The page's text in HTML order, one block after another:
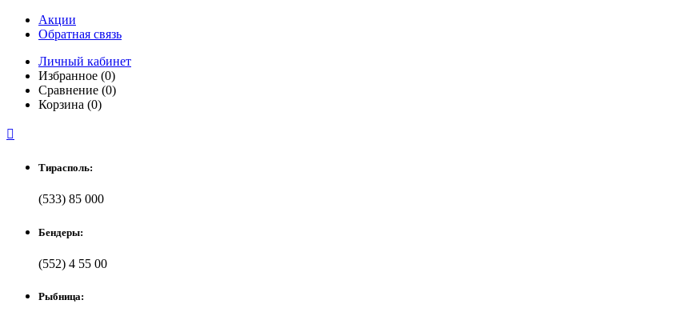
Акции
Обратная связь
Личный кабинет
Избранное (0)
Сравнение (0)
Корзина (0)

Тирасполь:
(533) 85 000
Бендеры:
(552) 4 55 00
Рыбница: